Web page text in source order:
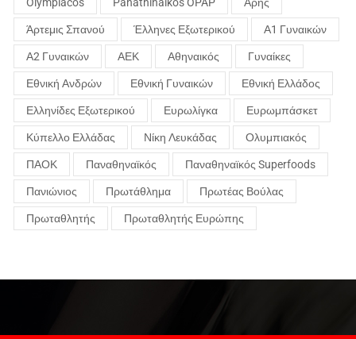
Άρτεμις Σπανού Έλληνες Εξωτερικού Α1 Γυναικών
Α2 Γυναικών ΑΕΚ Αθηναικός Γυναίκες
Εθνική Ανδρών Εθνική Γυναικών Εθνική Ελλάδος
Ελληνίδες Εξωτερικού Ευρωλίγκα Ευρωμπάσκετ
Κύπελλο Ελλάδας Νίκη Λευκάδας Ολυμπιακός
ΠΑΟΚ Παναθηναϊκός Παναθηναϊκός Superfoods
Πανιώνιος Πρωτάθλημα Πρωτέας Βούλας
Πρωταθλητής Πρωταθλητής Ευρώπης